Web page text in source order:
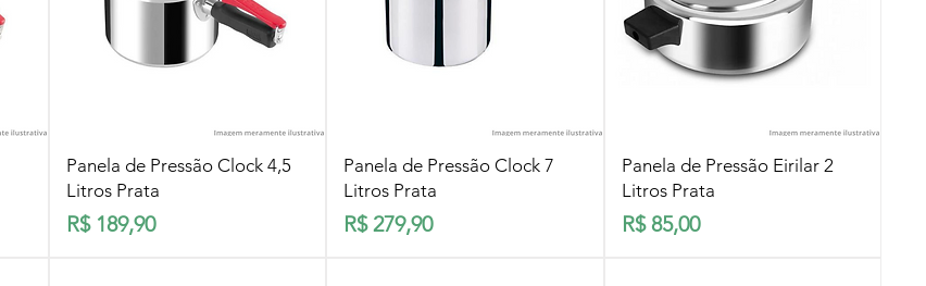
Visualização rápida
Panela de Pressão Clock 4,5
Litros Prata
Preço
R$ 189,90
Visualização rápida
Panela de Pressão Clock 7
Litros Prata
Preço
R$ 279,90
Visualização rápida
Panela de Pressão Eirilar 2
Litros Prata
Preço
R$ 85,00